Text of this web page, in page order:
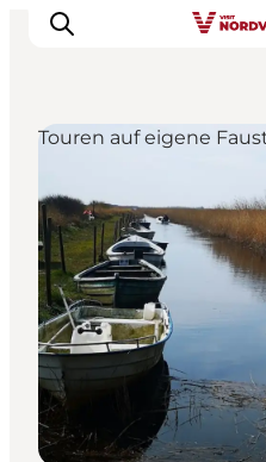
Urlaubsorte
Inspiration
Events
Unterkunft
Mach deine
Touren auf eigene